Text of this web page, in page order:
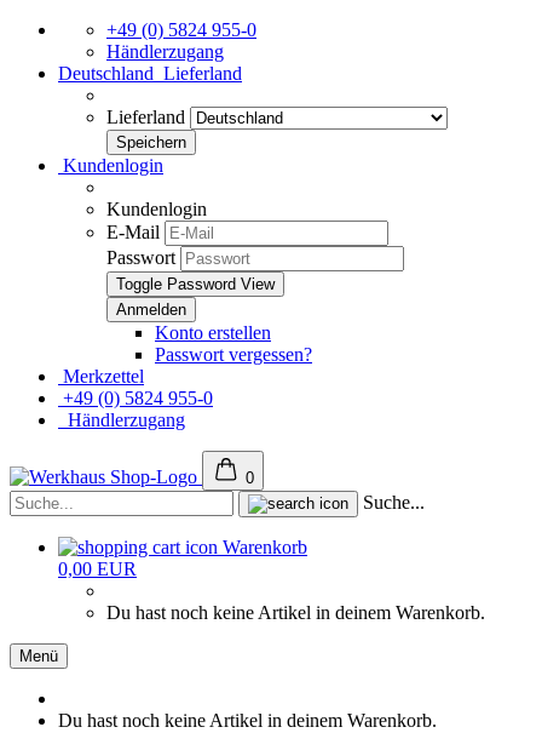
+49 (0) 5824 955-0
Händlerzugang
Deutschland Lieferland
Lieferland
Kundenlogin
Kundenlogin
E-Mail
Passwort
Toggle Password View
Konto erstellen
Passwort vergessen?
Merkzettel
+49 (0) 5824 955-0
Händlerzugang
0
Suche...
Warenkorb
0,00 EUR
Du hast noch keine Artikel in deinem Warenkorb.
Menü
Du hast noch keine Artikel in deinem Warenkorb.